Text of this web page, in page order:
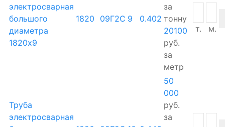
электросварная
большого
диаметра
1820х9
1820 09Г2С 9 0.402
за
тонну
20100
руб.
за
метр
т. м.
Труба
электросварная
50
000
руб.
за